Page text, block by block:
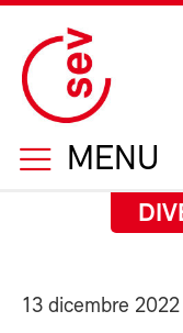
MENU
13 dicembre 2022